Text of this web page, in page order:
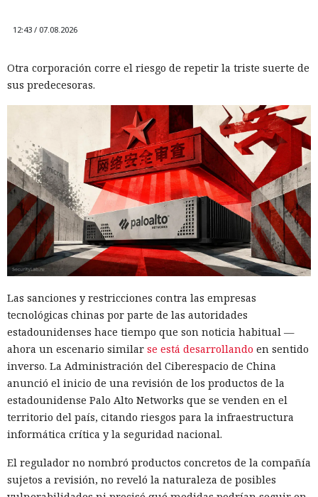
12:43 / 07.08.2026
Otra corporación corre el riesgo de repetir la triste suerte de
sus predecesoras.
Las sanciones y restricciones contra las empresas
tecnológicas chinas por parte de las autoridades
estadounidenses hace tiempo que son noticia habitual —
ahora un escenario similar se está desarrollando en sentido
inverso. La Administración del Ciberespacio de China
anunció el inicio de una revisión de los productos de la
estadounidense Palo Alto Networks que se venden en el
territorio del país, citando riesgos para la infraestructura
informática crítica y la seguridad nacional.
El regulador no nombró productos concretos de la compañía
sujetos a revisión, no reveló la naturaleza de posibles